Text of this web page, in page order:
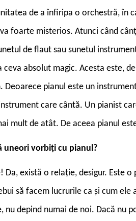
de a înfiripa o orchestră, în
foarte misterios. Atunci când
de flaut sau sunetul
ceva absolut magic. Acesta este,
Deoarece pianul este un
care cântă. Un pianist
mult de atât. De aceea pianul
uneori vorbiți cu pianul?
Da, există o relație, desigur. Este
să facem lucrurile ca și cum ele
nu depind numai de noi. Dacă nu